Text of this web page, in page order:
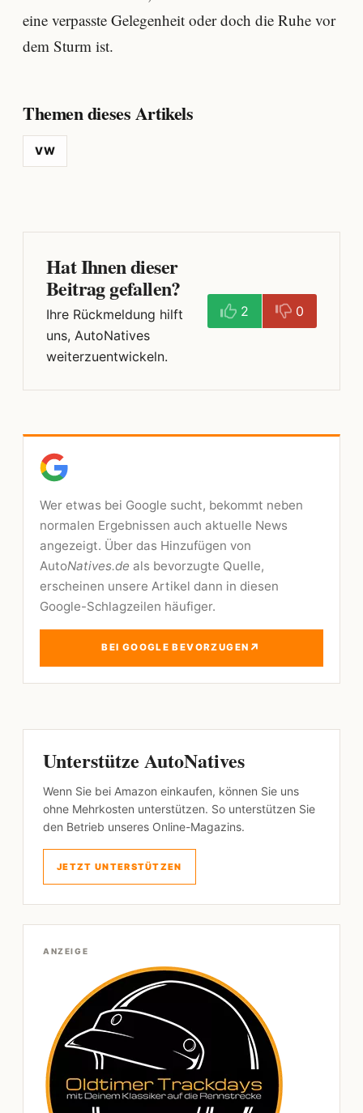
eine verpasste Gelegenheit oder doch die Ruhe vor
dem Sturm ist.
Themen dieses Artikels
VW
Hat Ihnen dieser
Beitrag gefallen?
Ihre Rückmeldung hilft
uns, AutoNatives
weiterzuentwickeln.
2 0
Wer etwas bei Google sucht, bekommt neben
normalen Ergebnissen auch aktuelle News
angezeigt. Über das Hinzufügen von
AutoNatives.de als bevorzugte Quelle,
erscheinen unsere Artikel dann in diesen
Google-Schlagzeilen häufiger.
BEI GOOGLE BEVORZUGEN ↗
Unterstütze AutoNatives
Wenn Sie bei Amazon einkaufen, können Sie uns
ohne Mehrkosten unterstützen. So unterstützen Sie
den Betrieb unseres Online-Magazins.
JETZT UNTERSTÜTZEN
ANZEIGE